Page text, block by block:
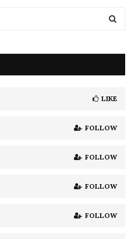
H
LIKE
FOLLOW
FOLLOW
FOLLOW
FOLLOW